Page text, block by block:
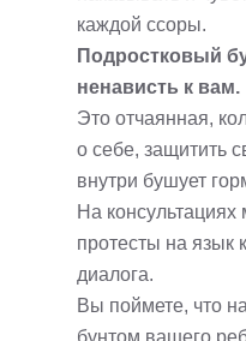
каждой ссоры.
Подростковый
ненависть к вам.
Это отчаянная,
о себе, защитить
внутри бушует
На
протесты на язык
диалога.
Вы поймете, что
бунтом вашего